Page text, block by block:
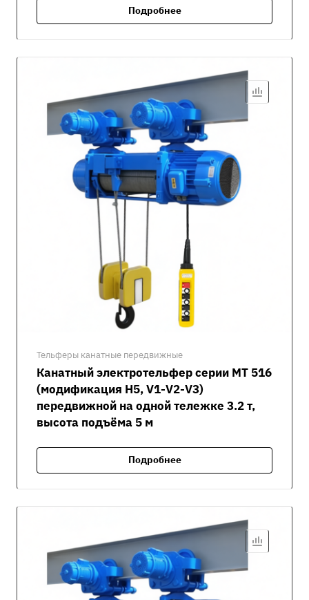
Подробнее
Тельферы канатные передвижные
Канатный электротельфер серии MT 516
(модификация H5, V1-V2-V3)
передвижной на одной тележке 3.2 т,
высота подъёма 5 м
Подробнее